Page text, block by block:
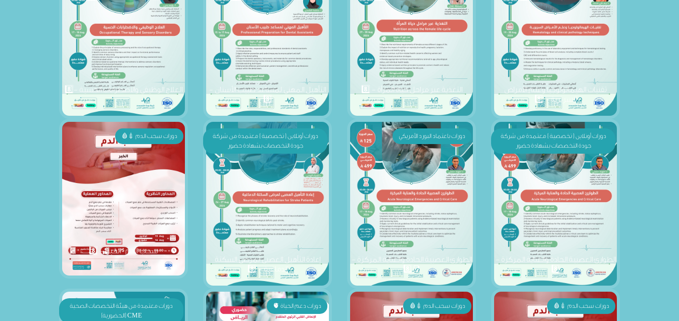
تقنيات الهيماتولوجيا وعلم الأمراض
السريرية - 8️⃣
التغذية عبر مراحل حياة المرأة - 8️⃣
التأهيل المهني لمساعد طبيب الأسنان -
8️⃣
العلاج الوظيفي والاضطرابات الحسية -8️⃣
دورات أونلاين ( تخصصية ) معتمدة من شركة
جودة التخصصات بشهادة حضور
الطوارئ العصبية الحادة والعناية المركزة -
8️⃣
دورات باعتماد البورد الأمريكي
الطوارئ العصبية الحادة والعناية المركزة -
📑8️⃣
دورات أونلاين ( تخصصية ) معتمدة من شركة
جودة التخصصات بشهادة حضور
إعادة التأهيل العصبى لمرضى السكتة
الدماغية - 8️⃣
دورات سحب الدم 💉🩸
سحب الدم " الخبر" - 8️⃣
دورات سحب الدم 💉🩸 دورات سحب الدم 💉🩸 دورات دعم الحياة 🫀